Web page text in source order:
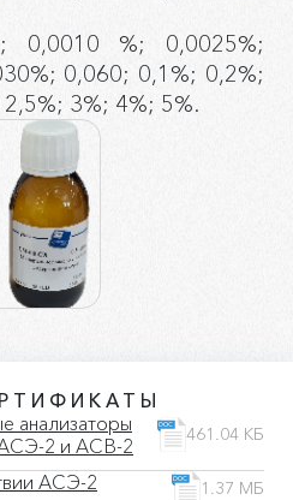
0,0010 %; 0,0025%;
0,060; 0,1%; 0,2%;
3%; 4%; 5%.
анализаторы
АСЭ-2 и АСВ-2
461.04 КБ
АСЭ-2 1.37 МБ